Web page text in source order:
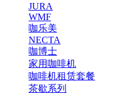
JURA
WMF
咖乐美
NECTA
咖博士
家用咖啡机
咖啡机租赁套餐
茶歇系列